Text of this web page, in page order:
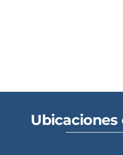
Ubicaciones